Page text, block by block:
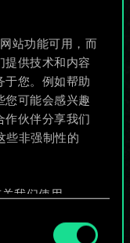
站功能可用，而
提供技术和内容
于您。例如帮助
您可能会感兴趣
作伙伴分享我们
些非强制性的
我们使用
好继续，请点
止这
略